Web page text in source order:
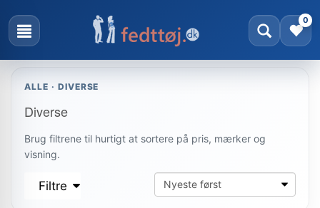
0
ALLE · DIVERSE
Diverse
Brug filtrene til hurtigt at sortere på pris, mærker og
visning.
Filtre